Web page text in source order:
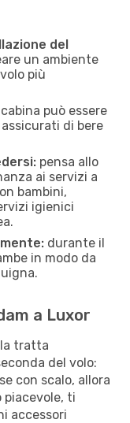
del
un ambiente
più
può essere
di bere
pensa allo
ai servizi a
bambini,
igienici
durante il
in modo da
a Luxor
la tratta
del volo:
con scalo, allora
piacevole, ti
accessori